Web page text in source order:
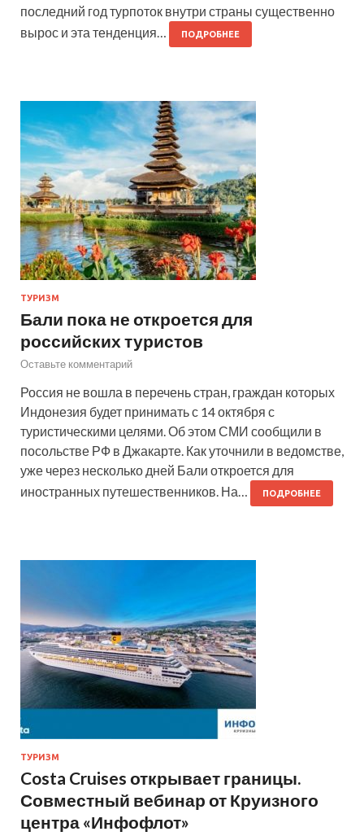
последний год турпоток внутри страны существенно
вырос и эта тенденция…
ПОДРОБНЕЕ
ТУРИЗМ
Бали пока не откроется для
российских туристов
Оставьте комментарий
Россия не вошла в перечень стран, граждан которых
Индонезия будет принимать с 14 октября с
туристическими целями. Об этом СМИ сообщили в
посольстве РФ в Джакарте. Как уточнили в ведомстве,
уже через несколько дней Бали откроется для
иностранных путешественников. На…
ПОДРОБНЕЕ
ТУРИЗМ
Costa Cruises открывает границы.
Совместный вебинар от Круизного
центра «Инфофлот»